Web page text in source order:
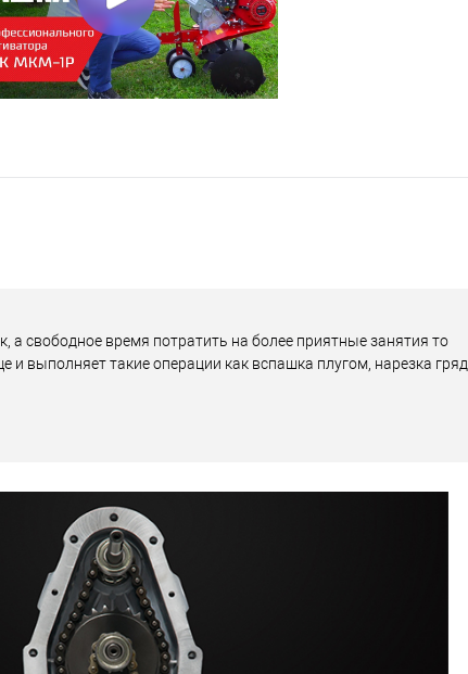
а свободное время потратить на более приятные занятия то
выполняет такие операции как вспашка плугом, нарезка гряд,